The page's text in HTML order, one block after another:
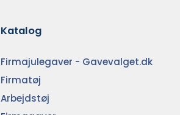
Katalog
Firmajulegaver - Gavevalget.dk
Firmatøj
Arbejdstøj